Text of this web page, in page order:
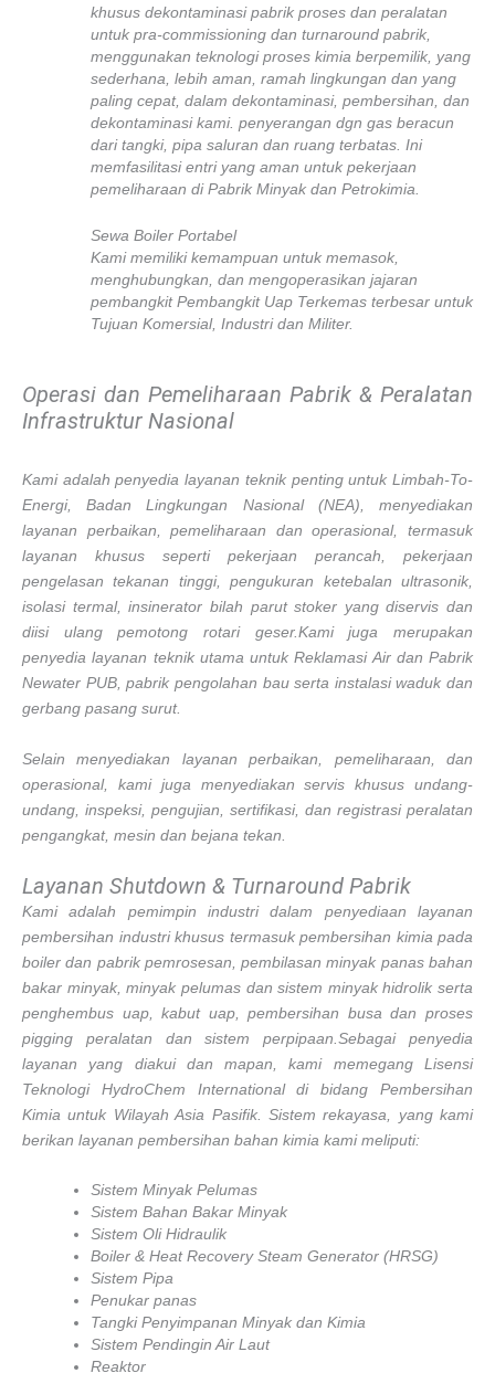
khusus dekontaminasi pabrik proses dan peralatan
untuk pra-commissioning dan turnaround pabrik,
menggunakan teknologi proses kimia berpemilik, yang
sederhana, lebih aman, ramah lingkungan dan yang
paling cepat, dalam dekontaminasi, pembersihan, dan
dekontaminasi kami. penyerangan dgn gas beracun
dari tangki, pipa saluran dan ruang terbatas. Ini
memfasilitasi entri yang aman untuk pekerjaan
pemeliharaan di Pabrik Minyak dan Petrokimia.
Sewa Boiler Portabel
Kami memiliki kemampuan untuk memasok,
menghubungkan, dan mengoperasikan jajaran
pembangkit Pembangkit Uap Terkemas terbesar untuk
Tujuan Komersial, Industri dan Militer.
Operasi dan Pemeliharaan Pabrik & Peralatan
Infrastruktur Nasional
Kami adalah penyedia layanan teknik penting untuk Limbah-To-
Energi, Badan Lingkungan Nasional (NEA), menyediakan
layanan perbaikan, pemeliharaan dan operasional, termasuk
layanan khusus seperti pekerjaan perancah, pekerjaan
pengelasan tekanan tinggi, pengukuran ketebalan ultrasonik,
isolasi termal, insinerator bilah parut stoker yang diservis dan
diisi ulang pemotong rotari geser.Kami juga merupakan
penyedia layanan teknik utama untuk Reklamasi Air dan Pabrik
Newater PUB, pabrik pengolahan bau serta instalasi waduk dan
gerbang pasang surut.
Selain menyediakan layanan perbaikan, pemeliharaan, dan
operasional, kami juga menyediakan servis khusus undang-
undang, inspeksi, pengujian, sertifikasi, dan registrasi peralatan
pengangkat, mesin dan bejana tekan.
Layanan Shutdown & Turnaround Pabrik
Kami adalah pemimpin industri dalam penyediaan layanan
pembersihan industri khusus termasuk pembersihan kimia pada
boiler dan pabrik pemrosesan, pembilasan minyak panas bahan
bakar minyak, minyak pelumas dan sistem minyak hidrolik serta
penghembus uap, kabut uap, pembersihan busa dan proses
pigging peralatan dan sistem perpipaan.Sebagai penyedia
layanan yang diakui dan mapan, kami memegang Lisensi
Teknologi HydroChem International di bidang Pembersihan
Kimia untuk Wilayah Asia Pasifik. Sistem rekayasa, yang kami
berikan layanan pembersihan bahan kimia kami meliputi:
Sistem Minyak Pelumas
Sistem Bahan Bakar Minyak
Sistem Oli Hidraulik
Boiler & Heat Recovery Steam Generator (HRSG)
Sistem Pipa
Penukar panas
Tangki Penyimpanan Minyak dan Kimia
Sistem Pendingin Air Laut
Reaktor